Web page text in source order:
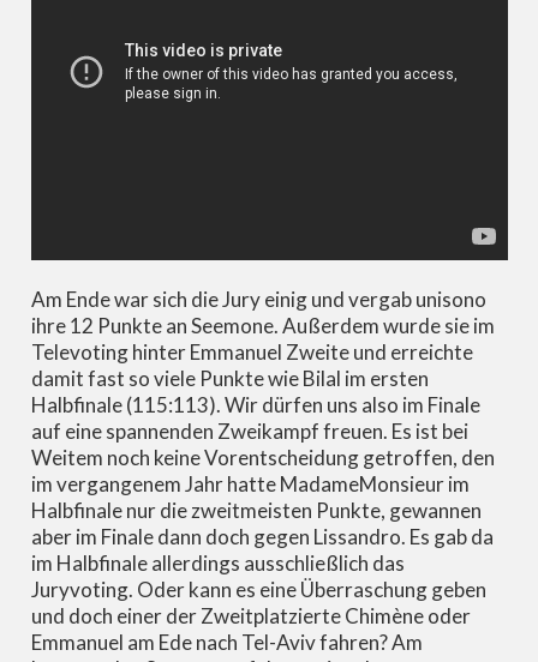
Am Ende war sich die Jury einig und vergab unisono
ihre 12 Punkte an Seemone. Außerdem wurde sie im
Televoting hinter Emmanuel Zweite und erreichte
damit fast so viele Punkte wie Bilal im ersten
Halbfinale (115:113). Wir dürfen uns also im Finale
auf eine spannenden Zweikampf freuen. Es ist bei
Weitem noch keine Vorentscheidung getroffen, den
im vergangenem Jahr hatte MadameMonsieur im
Halbfinale nur die zweitmeisten Punkte, gewannen
aber im Finale dann doch gegen Lissandro. Es gab da
im Halbfinale allerdings ausschließlich das
Juryvoting. Oder kann es eine Überraschung geben
und doch einer der Zweitplatzierte Chimène oder
Emmanuel am Ede nach Tel-Aviv fahren? Am